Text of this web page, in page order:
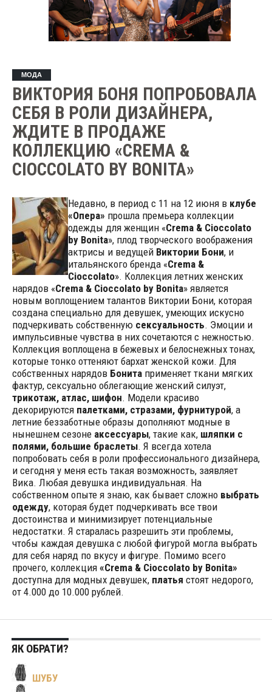
МОДА
ВИКТОРИЯ БОНЯ ПОПРОБОВАЛА
СЕБЯ В РОЛИ ДИЗАЙНЕРА,
ЖДИТЕ В ПРОДАЖЕ
КОЛЛЕКЦИЮ «CREMA &
CIOCCOLATO BY BONITA»
Недавно, в период с 11 на 12 июня в клубе
«Опера» прошла премьера коллекции
одежды для женщин «Crema & Cioccolato
by Bonita», плод творческого воображения
актрисы и ведущей Виктории Бони, и
итальянского бренда «Crema &
Cioccolato». Коллекция летних женских
нарядов «Crema & Cioccolato by Bonita» является
новым воплощением талантов Виктории Бони, которая
создана специально для девушек, умеющих искусно
подчеркивать собственную сексуальность. Эмоции и
импульсивные чувства в них сочетаются с нежностью.
Коллекция воплощена в бежевых и белоснежных тонах,
которые тонко оттеняют бархат женской кожи. Для
собственных нарядов Бонитаприменяет ткани мягких
фактур, сексуально облегающие женский силуэт,
трикотаж, атлас, шифон. Модели красиво
декорируются палетками, стразами, фурнитурой, а
летние беззаботные образы дополняют модные в
нынешнем сезоне аксессуары, такие как, шляпки с
полями, большие браслеты. Я всегда хотела
попробовать себя в роли профессионального дизайнера,
и сегодня у меня есть такая возможность, заявляет
Вика. Любая девушка индивидуальная. На
собственном опыте я знаю, как бывает сложно выбрать
одежду, которая будет подчеркивать все твои
достоинства и минимизирует потенциальные
недостатки. Я старалась разрешить эти проблемы,
чтобы каждая девушка с любой фигурой могла выбрать
для себя наряд по вкусу и фигуре. Помимо всего
прочего, коллекция «Crema & Cioccolato by Bonita»
доступна для модных девушек, платья стоят недорого,
от 4.000 до 10.000 рублей.
ЯК ОБРАТИ?
ШУБУ